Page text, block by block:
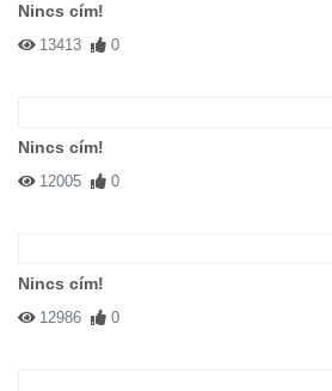
Nincs cím!
13413 0
Nincs cím!
12005 0
Nincs cím!
12986 0